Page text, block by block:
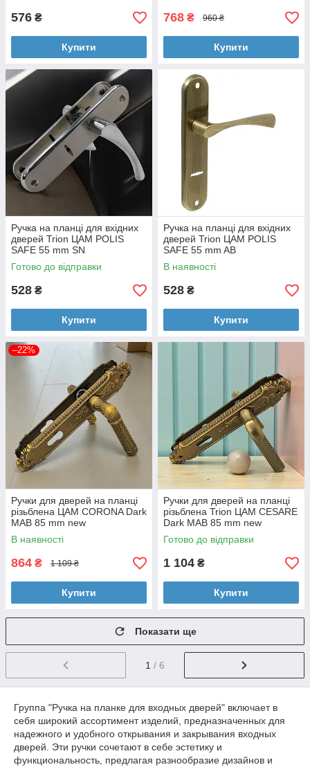
576 ₴
Купити
768 ₴ 960 ₴
Купити
Ручка на планці для вхідних
дверей Trion ЦАМ POLIS
SAFE 55 mm SN
Готово до відправки
528 ₴
Купити
Ручка на планці для вхідних
дверей Trion ЦАМ POLIS
SAFE 55 mm AB
В наявності
528 ₴
Купити
–22%
Ручки для дверей на планці
різьблена ЦАМ CORONA Dark
MAB 85 mm new
В наявності
864 ₴ 1 109 ₴
Купити
Ручки для дверей на планці
різьблена Trion ЦАМ CESARE
Dark MAB 85 mm new
Готово до відправки
1 104 ₴
Купити
Показати ще
1 / 6
Группа "Ручка на планке для входных дверей" включает в
себя широкий ассортимент изделий, предназначенных для
надежного и удобного открывания и закрывания входных
дверей. Эти ручки сочетают в себе эстетику и
функциональность, предлагая разнообразие дизайнов и